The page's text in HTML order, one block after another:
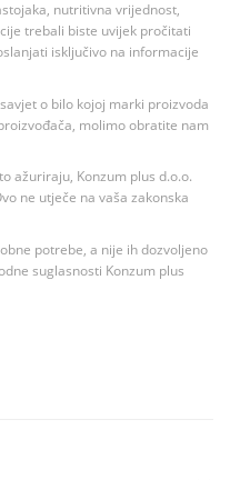
nutritivna vrijednost,
trebali biste uvijek pročitati
isključivo na informacije
o bilo kojoj marki proizvoda
molimo obratite nam
ažuriraju, Konzum plus d.o.o.
ne utječe na vaša zakonska
potrebe, a nije ih dozvoljeno
suglasnosti Konzum plus